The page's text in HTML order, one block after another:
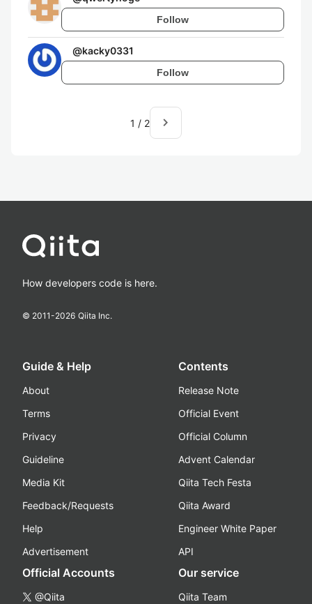
Follow
@kacky0331
Follow
1 / 2 navigate_next
How developers code is here.
© 2011-2026 Qiita Inc.
Guide & Help
About
Terms
Privacy
Guideline
Media Kit
Feedback/Requests
Help
Advertisement
Contents
Release Note
Official Event
Official Column
Advent Calendar
Qiita Tech Festa
Qiita Award
Engineer White Paper
API
Official Accounts
@Qiita
Our service
Qiita Team